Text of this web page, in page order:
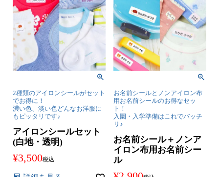
2種類のアイロンシールがセット
でお得に！
濃い色、淡い色どんなお洋服に
もピッタリです♪
アイロンシールセット
(白地・透明)
¥3,500税込
お名前シールとノンアイロン布
用お名前シールのお得なセッ
ト！
入園・入学準備はこれでバッチ
リ♪
お名前シール＋ノンア
イロン布用お名前シー
ル